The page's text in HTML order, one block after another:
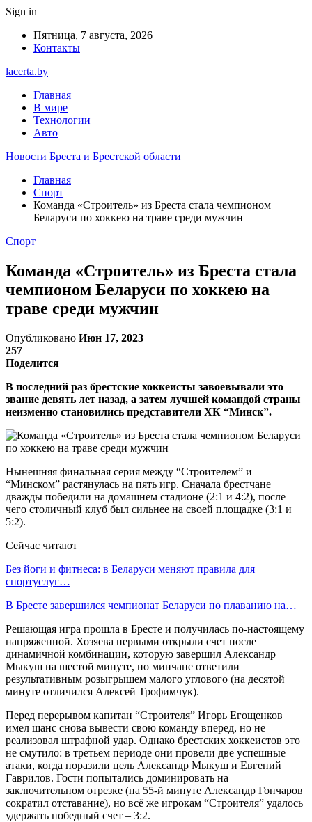
Sign in
Пятница, 7 августа, 2026
Контакты
lacerta.by
Главная
В мире
Технологии
Авто
Новости Бреста и Брестской области
Главная
Спорт
Команда «Строитель» из Бреста стала чемпионом
Беларуси по хоккею на траве среди мужчин
Спорт
Команда «Строитель» из Бреста стала
чемпионом Беларуси по хоккею на
траве среди мужчин
Опубликовано Июн 17, 2023
257
Поделится
В последний раз брестские хоккеисты завоевывали это
звание девять лет назад, а затем лучшей командой страны
неизменно становились представители ХК “Минск”.
Нынешняя финальная серия между “Строителем” и
“Минском” растянулась на пять игр. Сначала брестчане
дважды победили на домашнем стадионе (2:1 и 4:2), после
чего столичный клуб был сильнее на своей площадке (3:1 и
5:2).
Сейчас читают
Без йоги и фитнеса: в Беларуси меняют правила для
спортуслуг…
В Бресте завершился чемпионат Беларуси по плаванию на…
Решающая игра прошла в Бресте и получилась по-настоящему
напряженной. Хозяева первыми открыли счет после
динамичной комбинации, которую завершил Александр
Мыкуш на шестой минуте, но минчане ответили
результативным розыгрышем малого углового (на десятой
минуте отличился Алексей Трофимчук).
Перед перерывом капитан “Строителя” Игорь Егощенков
имел шанс снова вывести свою команду вперед, но не
реализовал штрафной удар. Однако брестских хоккеистов это
не смутило: в третьем периоде они провели две успешные
атаки, когда поразили цель Александр Мыкуш и Евгений
Гаврилов. Гости попытались доминировать на
заключительном отрезке (на 55-й минуте Александр Гончаров
сократил отставание), но всё же игрокам “Строителя” удалось
удержать победный счет – 3:2.